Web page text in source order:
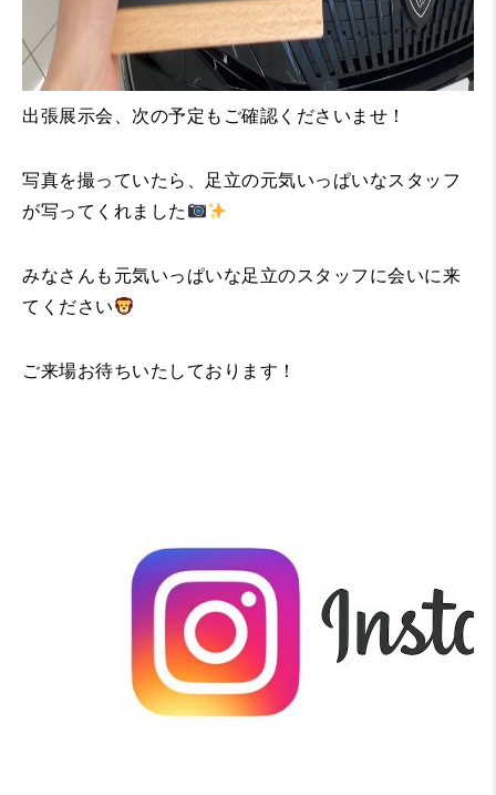
出張展示会、次の予定もご確認くださいませ！
写真を撮っていたら、足立の元気いっぱいなスタッフ
が写ってくれました
みなさんも元気いっぱいな足立のスタッフに会いに来
てください
ご来場お待ちいたしております！